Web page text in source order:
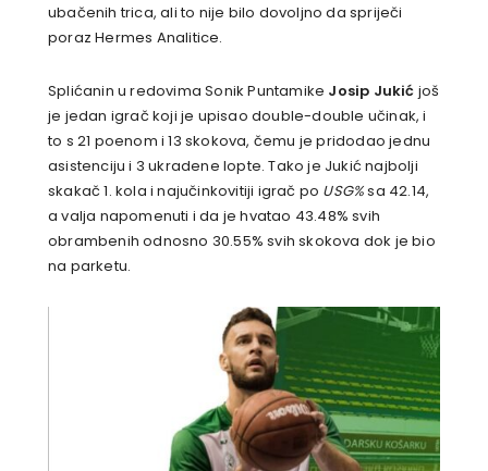
ubačenih trica, ali to nije bilo dovoljno da spriječi
poraz Hermes Analitice.
Splićanin u redovima Sonik Puntamike Josip Jukić još
je jedan igrač koji je upisao double-double učinak, i
to s 21 poenom i 13 skokova, čemu je pridodao jednu
asistenciju i 3 ukradene lopte. Tako je Jukić najbolji
skakač 1. kola i najučinkovitiji igrač po USG%sa 42.14,
a valja napomenuti i da je hvatao 43.48% svih
obrambenih odnosno 30.55% svih skokova dok je bio
na parketu.